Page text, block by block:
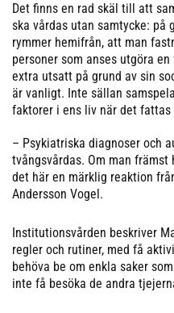
Det finns en rad skäl till att
ska vårdas utan samtycke: på
rymmer hemifrån, att man
personer som anses utgöra
extra utsatt på grund av sin
är vanligt. Inte sällan
faktorer i ens liv när det fattas
– Psykiatriska diagnoser och
tvångsvårdas. Om man
det här en märklig reaktion
Andersson Vogel.
Institutionsvården beskriver
regler och rutiner, med få
behöva be om enkla saker
inte få besöka de andra